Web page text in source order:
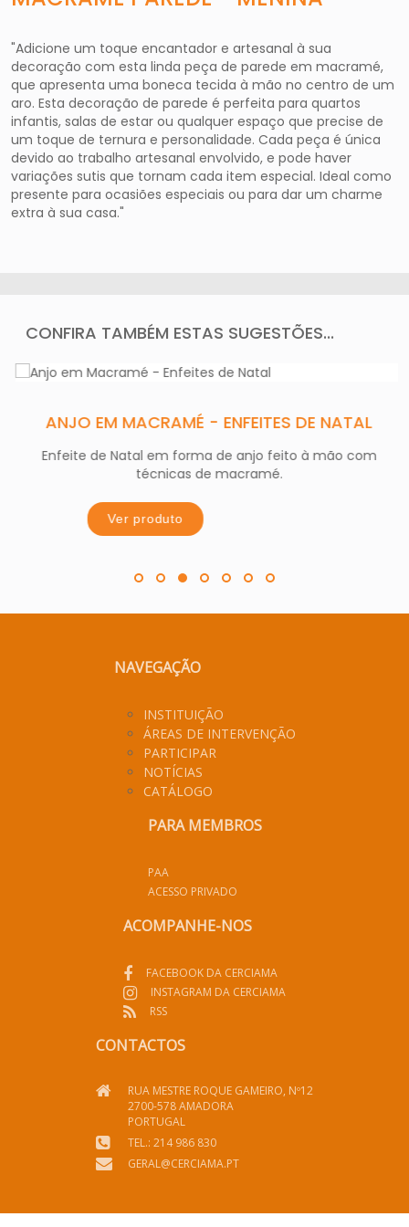
"Adicione um toque encantador e artesanal à sua
decoração com esta linda peça de parede em macramé,
que apresenta uma boneca tecida à mão no centro de um
aro. Esta decoração de parede é perfeita para quartos
infantis, salas de estar ou qualquer espaço que precise de
um toque de ternura e personalidade. Cada peça é única
devido ao trabalho artesanal envolvido, e pode haver
variações sutis que tornam cada item especial. Ideal como
presente para ocasiões especiais ou para dar um charme
extra à sua casa."
CONFIRA TAMBÉM ESTAS SUGESTÕES...
ANJO EM MACRAMÉ - ENFEITES DE NATAL
Enfeite de Natal em forma de anjo feito à mão com
técnicas de macramé.
Ver produto
NAVEGAÇÃO
INSTITUIÇÃO
ÁREAS DE INTERVENÇÃO
PARTICIPAR
NOTÍCIAS
CATÁLOGO
PARA MEMBROS
PAA
ACESSO PRIVADO
ACOMPANHE-NOS
FACEBOOK DA CERCIAMA
INSTAGRAM DA CERCIAMA
RSS
CONTACTOS
RUA MESTRE ROQUE GAMEIRO, Nº12
2700-578 AMADORA
PORTUGAL
TEL.: 214 986 830
GERAL@CERCIAMA.PT